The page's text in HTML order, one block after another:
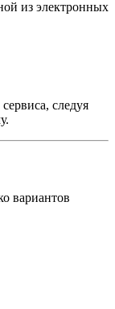
из электронных
следуя
вариантов